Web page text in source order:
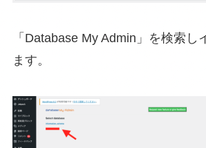
「Database My Admin」を検索し
ます。